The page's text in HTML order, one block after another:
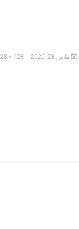
مارس 28, 2020 × 128